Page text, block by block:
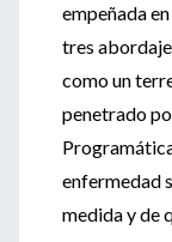
empeñada
tres
como un
penetrado
enfermedad
medida y de